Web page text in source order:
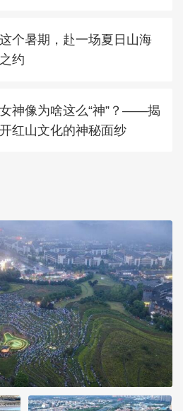
这个暑期，赴一场夏日山海
之约
女神像为啥这么“神”？——揭
开红山文化的神秘面纱